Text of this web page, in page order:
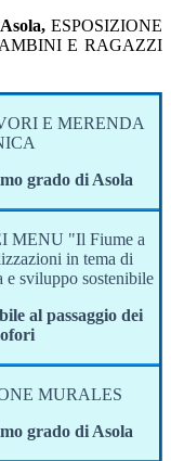
ESPOSIZIONE
E RAGAZZI
E MERENDA
grado di Asola
MENU "Il Fiume a
in tema di
e sviluppo sostenibile
al passaggio dei
MURALES
grado di Asola